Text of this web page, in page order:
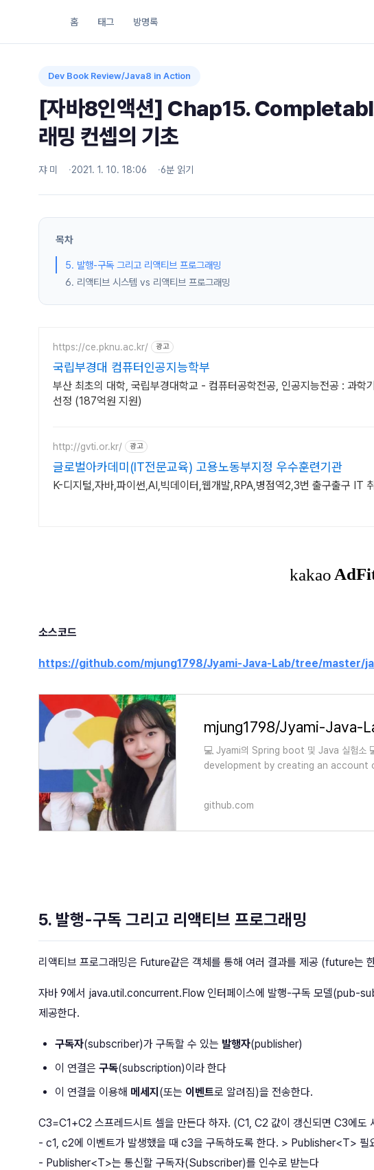
홈 태그 방명록
Dev Book Review/Java8 in Action
[자바8인액션] Chap15.
래밍 컨셉의 기초
쟈 미 2021. 1. 10. 18:06 6분 읽기
목차
5. 발행-구독 그리고 리액티브 프로그래밍
6. 리액티브 시스템 vs 리액티브 프로그래밍
https://ce.pknu.ac.kr/ 광고
국립부경대 컴퓨터인공지능학부
부산 최초의 대학, 국립부경대학교 - 컴퓨터공학전공, 인공지능전공 : 과학
선정 (187억원 지원)
http://gvti.or.kr/ 광고
글로벌아카데미(IT전문교육) 고용노동부지정 우수훈련기관
K-디지털,자바,파이썬,AI,빅데이터,웹개발,RPA,병점역2,3번 출구출구 IT
소스코드
https://github.com/mjung1798/Jyami-Java-Lab/tree/master/
mjung1798/Jyami-Java-
💻 Jyami의 Spring boot 및 Java 실험
development by creating an account
github.com
5. 발행-구독 그리고 리액티브 프로그래밍
리액티브 프로그래밍은 Future같은 객체를 통해 여러 결과를 제공 (future는
자바 9에서 java.util.concurrent.Flow 인터페이스에 발행-구독 모델(pub-
제공한다.
구독자(subscriber)가 구독할 수 있는 발행자(publisher)
이 연결은 구독(subscription)이라 한다
이 연결을 이용해 메세지 (또는 이벤트로 알려짐)을 전송한다.
C3=C1+C2 스프레드시트 셀을 만든다 하자. (C1, C2 값이 갱신되면 C3에도
- c1, c2에 이벤트가 발생했을 때 c3을 구독하도록 한다. > Publisher<T> 필
- Publisher<T>는 통신할 구독자(Subscriber)를 인수로 받는다